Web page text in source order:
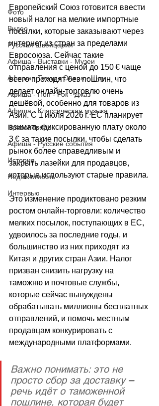
Фото
Видео
Русская Швейцария
Афиша - Выставки - Музеи
Афиша - Театр - Опера - Шоу
Афиша - Поп - Рок - Джаз
Афиша - Классическая музыка
Правопорядок
Афиша - Русские события
История
Недвижимость
Интервью
Европейский Союз готовится ввести
новый налог на мелкие импортные
посылки, которые заказывают через
интернет из стран за пределами
Евросоюза. Сейчас такие
отправления с ценой до 150 € чаще
всего проходят без пошлин, что
делает онлайн‑торговлю очень
дешёвой, особенно для товаров из
Азии. С 1 июля 2026 г. ЕС планирует
взимать фиксированную плату около
3 € за такие посылки, чтобы сделать
рынок более справедливым и
закрыть лазейки для продавцов,
которые используют старые правила.
Это изменение продиктовано резким
ростом онлайн‑торговли: количество
мелких посылок, поступающих в ЕС,
удвоилось за последние годы, и
большинство из них приходят из
Китая и других стран Азии. Налог
призван снизить нагрузку на
таможню и почтовые службы,
которые сейчас вынуждены
обрабатывать миллионы бесплатных
отправлений, и помочь местным
продавцам конкурировать с
международными платформами.
Важно понимать: это не
просто сбор за доставку –
речь идёт о таможенной
пошлине, которая будет